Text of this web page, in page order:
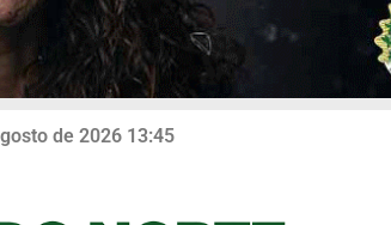
de 2026 13:45